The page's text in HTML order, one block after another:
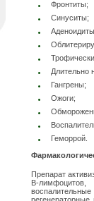
Фронтиты;
Синуситы;
Длительно
Гангрены;
Ожоги;
Геморрой.
Препарат
В-лимфоцитов,